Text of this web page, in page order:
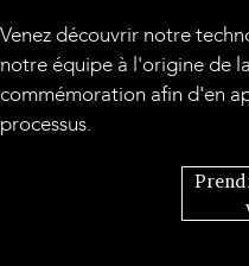
Venez découvrir notre
notre équipe à l'origine de
commémoration afin d'en
processus.